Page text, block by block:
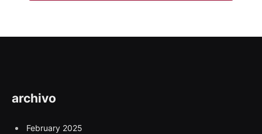
archivo
February 2025